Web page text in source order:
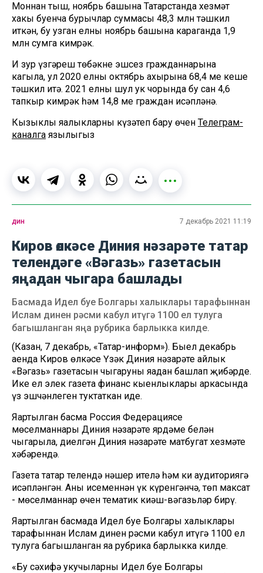
Моннан тыш, ноябрь башына Татарстанда хезмәт
хакы буенча бурычлар суммасы 48,3 млн тәшкил
иткән, бу узган елның ноябрь башына караганда 1,9
млн сумга кимрәк.
Иң зур үзгәреш төбәкнең эшсез гражданнарына
кагыла, ул 2020 елның октябрь ахырына 68,4 мең кеше
тәшкил итә. 2021 елның шул ук чорында бу сан 4,6
тапкыр кимрәк һәм 14,8 мең граждан исәпләнә.
Кызыклы яңалыкларны күзәтеп бару өчен Телеграм-
каналга язылыгыз
дин 7 декабрь 2021 11:19
Киров өлкәсе Диния нәзарәте татар
телендәге «Вәгазь» газетасын
яңадан чыгара башлады
Басмада Идел буе Болгары халыклары тарафыннан
Ислам динен рәсми кабул итүгә 1100 ел тулуга
багышланган яңа рубрика барлыкка килде.
(Казан, 7 декабрь, «Татар-информ»). Быел декабрь
аенда Киров өлкәсе Үзәк Диния нәзарәте айлык
«Вәгазь» газетасын чыгаруны яңадан башлап җибәрде.
Ике ел элек газета финанс кыенлыклары аркасында
үз эшчәнлеген туктаткан иде.
Яңартылган басма Россия Федерациясе
мөселманнары Диния нәзарәте ярдәме белән
чыгарыла, диелгән Диния нәзарәте матбугат хезмәте
хәбәрендә.
Газета татар телендә нәшер ителә һәм киң аудиториягә
исәпләнгән. Аның исеменнән үк күренгәнчә, төп максат
- мөселманнар өчен тематик киңәш-вәгазьләр бирү.
Яңартылган басмада Идел буе Болгары халыклары
тарафыннан Ислам динен рәсми кабул итүгә 1100 ел
тулуга багышланган яңа рубрика барлыкка килде.
«Бу сәхифә укучыларны Идел буе Болгары